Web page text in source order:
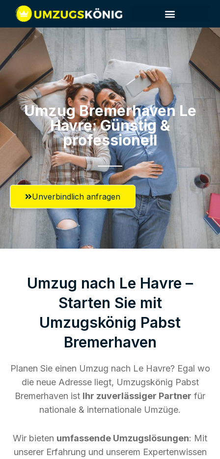
Umzug Bremerhaven​ Le
Havre: Günstig &
professionell​
Unverbindlich anfragen
Umzug nach Le Havre –
Starten Sie mit
Umzugskönig Pabst
Bremerhaven
Planen Sie einen Umzug nach Le Havre? Egal wo
die neue Adresse liegt, Umzugskönig Pabst
Bremerhaven ist Ihr zuverlässiger Partner für
nationale & internationale Umzüge.
Wir bieten umfassende Umzugslösungen: Mit
unserer Erfahrung und unserem Expertenwissen